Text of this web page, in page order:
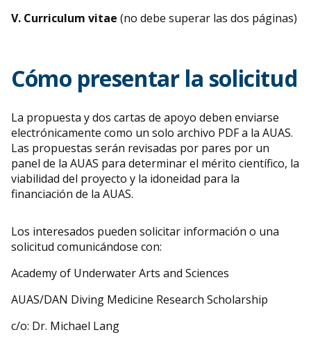
V. Curriculum vitae (no debe superar las dos páginas)
Cómo presentar la solicitud
La propuesta y dos cartas de apoyo deben enviarse
electrónicamente como un solo archivo PDF a la AUAS.
Las propuestas serán revisadas por pares por un
panel de la AUAS para determinar el mérito científico, la
viabilidad del proyecto y la idoneidad para la
financiación de la AUAS.
Los interesados pueden solicitar información o una
solicitud comunicándose con:
Academy of Underwater Arts and Sciences
AUAS/DAN Diving Medicine Research Scholarship
c/o: Dr. Michael Lang